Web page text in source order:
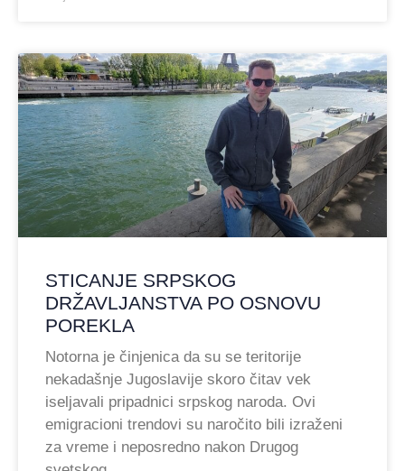
STICANJE SRPSKOG
DRŽAVLJANSTVA PO OSNOVU
POREKLA
Notorna je činjenica da su se teritorije
nekadašnje Jugoslavije skoro čitav vek
iseljavali pripadnici srpskog naroda. Ovi
emigracioni trendovi su naročito bili izraženi
za vreme i neposredno nakon Drugog